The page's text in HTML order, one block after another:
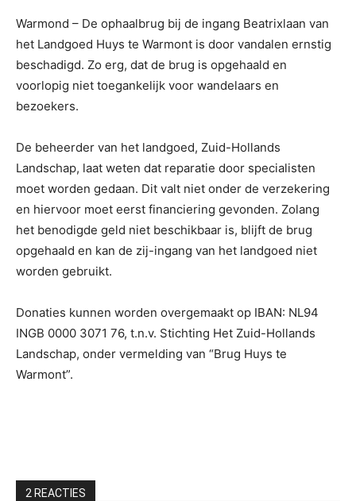
Warmond – De ophaalbrug bij de ingang Beatrixlaan van
het Landgoed Huys te Warmont is door vandalen ernstig
beschadigd. Zo erg, dat de brug is opgehaald en
voorlopig niet toegankelijk voor wandelaars en
bezoekers.
De beheerder van het landgoed, Zuid-Hollands
Landschap, laat weten dat reparatie door specialisten
moet worden gedaan. Dit valt niet onder de verzekering
en hiervoor moet eerst financiering gevonden. Zolang
het benodigde geld niet beschikbaar is, blijft de brug
opgehaald en kan de zij-ingang van het landgoed niet
worden gebruikt.
Donaties kunnen worden overgemaakt op IBAN: NL94
INGB 0000 3071 76, t.n.v. Stichting Het Zuid-Hollands
Landschap, onder vermelding van “Brug Huys te
Warmont”.
2 REACTIES